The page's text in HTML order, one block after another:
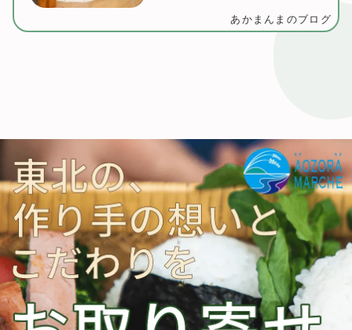
あかまんまのブログ